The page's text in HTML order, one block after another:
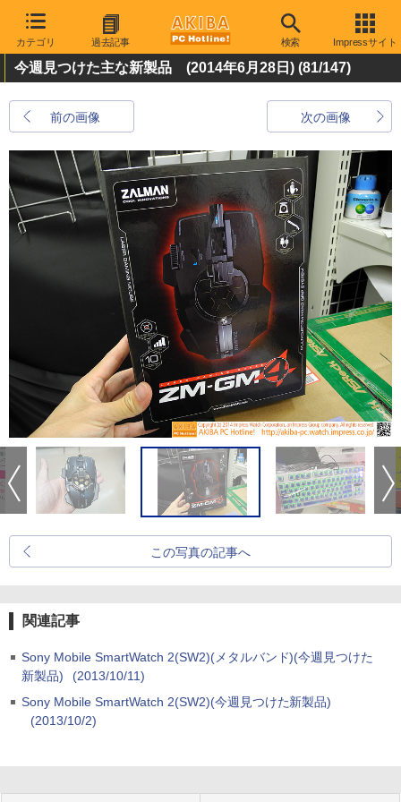
カテゴリ 過去記事 検索 Impressサイト
今週見つけた主な新製品 (2014年6月28日) (81/147)
前の画像 次の画像
この写真の記事へ
関連記事
Sony Mobile SmartWatch 2(SW2)(メタルバンド)(今週見つけた
新製品)
(2013/10/11)
Sony Mobile SmartWatch 2(SW2)(今週見つけた新製品)
(2013/10/2)